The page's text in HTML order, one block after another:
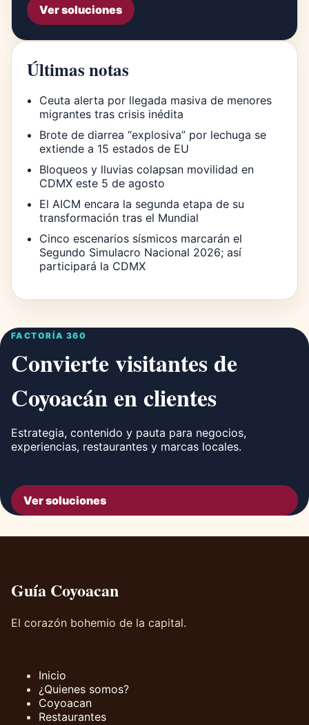
Ver soluciones
Últimas notas
Ceuta alerta por llegada masiva de menores
migrantes tras crisis inédita
Brote de diarrea “explosiva” por lechuga se
extiende a 15 estados de EU
Bloqueos y lluvias colapsan movilidad en
CDMX este 5 de agosto
El AICM encara la segunda etapa de su
transformación tras el Mundial
Cinco escenarios sísmicos marcarán el
Segundo Simulacro Nacional 2026; así
participará la CDMX
FACTORÍA 360
Convierte visitantes de
Coyoacán en clientes
Estrategia, contenido y pauta para negocios,
experiencias, restaurantes y marcas locales.
Ver soluciones
Guía Coyoacan
El corazón bohemio de la capital.
Inicio
¿Quienes somos?
Coyoacan
Restaurantes